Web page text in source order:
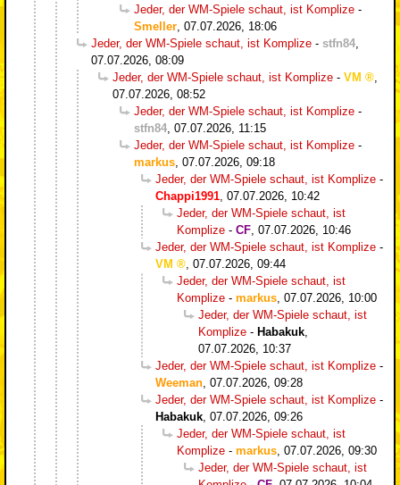
Jeder, der WM-Spiele schaut, ist Komplize -
Smeller 07.07.2026, 18:06
Jeder, der WM-Spiele schaut, ist Komplize - stfn84
07.07.2026, 08:09
Jeder, der WM-Spiele schaut, ist Komplize - VM
07.07.2026, 08:52
Jeder, der WM-Spiele schaut, ist Komplize -
stfn84 07.07.2026, 11:15
Jeder, der WM-Spiele schaut, ist Komplize -
markus 07.07.2026, 09:18
Jeder, der WM-Spiele schaut, ist Komplize -
Chappi1991 07.07.2026, 10:42
Jeder, der WM-Spiele schaut, ist
Komplize - CF 07.07.2026, 10:46
Jeder, der WM-Spiele schaut, ist Komplize -
VM
07.07.2026, 09:44
Jeder, der WM-Spiele schaut, ist
Komplize - markus 07.07.2026, 10:00
Jeder, der WM-Spiele schaut, ist
Komplize - Habakuk
07.07.2026, 10:37
Jeder, der WM-Spiele schaut, ist Komplize -
Weeman 07.07.2026, 09:28
Jeder, der WM-Spiele schaut, ist Komplize -
Habakuk 07.07.2026, 09:26
Jeder, der WM-Spiele schaut, ist
Komplize - markus 07.07.2026, 09:30
Jeder, der WM-Spiele schaut, ist